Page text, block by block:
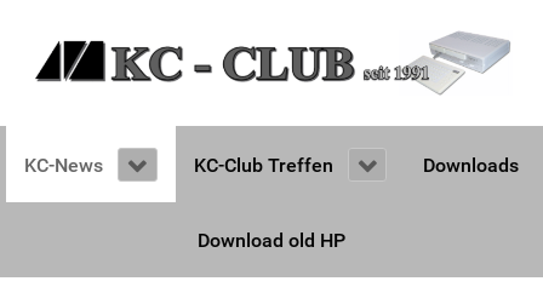
KC-News KC-Club Treffen Downloads
Download old HP